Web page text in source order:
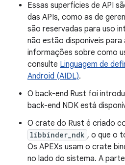
Essas superfícies de API
das APIs, como as de
são reservadas para uso
não estão disponíveis para
informações sobre como
consulte Linguagem de
Android (AIDL).
O back-end Rust foi
back-end NDK está
O crate do Rust é criado
libbinder_ndk , o que o
Os APEXs usam o crate
no lado do sistema. A